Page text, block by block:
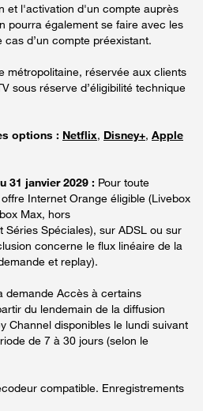
et l'activation d'un compte auprès
pourra également se faire avec les
d’un compte préexistant.
métropolitaine, réservée aux clients
sous réserve d’éligibilité technique
options : Netflix, Disney+, Apple
31 janvier 2029 : Pour toute
Internet Orange éligible (Livebox
Max, hors
Séries Spéciales), sur ADSL ou sur
concerne le flux linéaire de la
et replay).
demande Accès à certains
du lendemain de la diffusion
Channel disponibles le lundi suivant
de 7 à 30 jours (selon le
compatible. Enregistrements